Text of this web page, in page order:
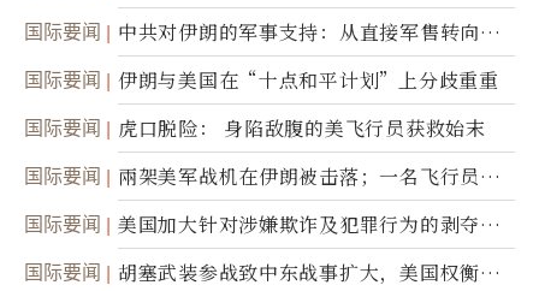
国际要闻
中共对伊朗的军事支持：从直接军售转向间
接技术转让
国际要闻 伊朗与美国在“十点和平计划”上分歧重重
国际要闻 虎口脱险： 身陷敌腹的美飞行员获救始末
国际要闻
兩架美军战机在伊朗被击落；一名飞行员失
踪
国际要闻
美国加大针对涉嫌欺诈及犯罪行为的剥夺公
民权力度
国际要闻
胡塞武装参战致中东战事扩大，美国权衡地